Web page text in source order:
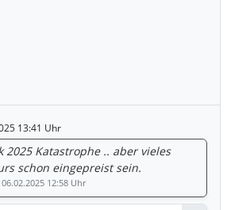
13:41 Uhr
2025 Katastrophe .. aber vieles
schon eingepreist sein.
06.02.2025 12:58 Uhr